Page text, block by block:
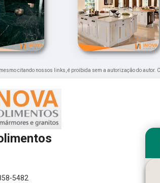
citando nossos links, é proibida sem a autorização do autor.
5482